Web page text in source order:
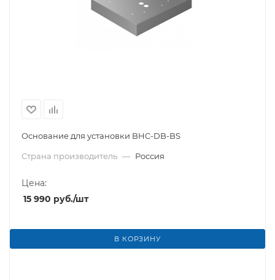
Основание для установки BHC-DB-BS
Страна производитель — Россия
Цена:
15 990 руб./шт
В КОРЗИНУ